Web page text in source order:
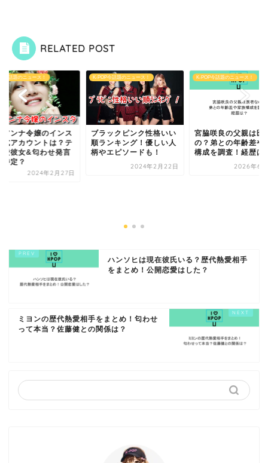
RELATED POST
K-POP今話題のニュース！
ラックピンク性格いい
K-POP今話題のニュース！
宮脇咲良の父親は医者な
の？弟との年齢差や家族
構成を調査！経歴は？
2026年6月23日
K-POP今話題のニュース！
ジョアンナ令嬢
タ公式アカウン
テ熱愛彼女&匂わ
から特定？
ハンソヒは現在彼氏いる？歴代熱愛相手
をまとめ！公開恋愛はした？
ミヨンの歴代熱愛相手をまとめ！匂わせ
って本当？佐藤健との関係は？